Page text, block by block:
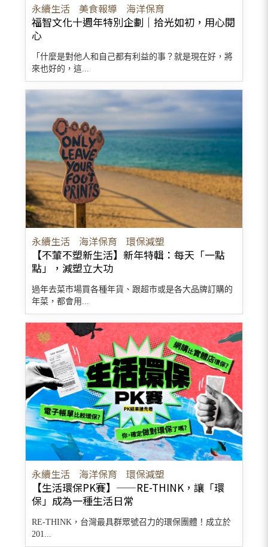
永續生活 美食報導 海洋保育
福智文化十週年特別企劃｜拾光如初，用心閱
心
「什麼是對他人和自己都有利益的事？就是現在好，將
來也好的，這...
永續生活 海洋保育 環保減塑
【不葷不塑新生活】新年特輯：每天「一點
點」，減塑立大功
過年去菜市場買各種年貨、跟超市或是各大品牌訂購的
年菜，都會用...
永續生活 海洋保育 環保減塑
【生活環保PK賽】——RE-THINK，讓「環
保」成為一種生活日常
RE-THINK，台灣最具群眾號召力的環保團體！成立於
201...